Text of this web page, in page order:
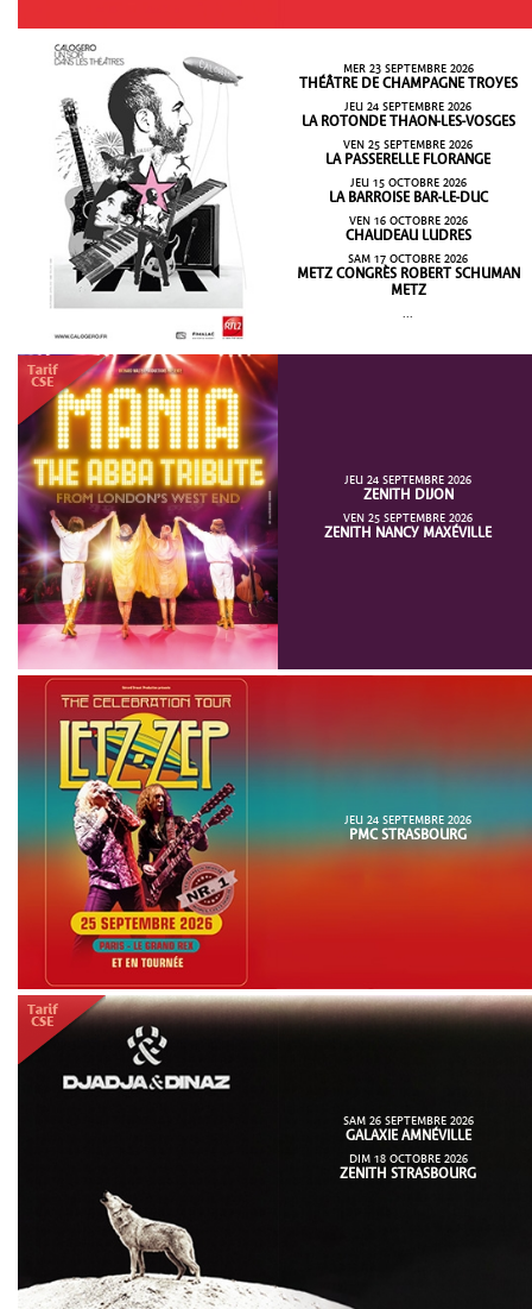
MER 23 SEPTEMBRE 2026
THÉÂTRE DE CHAMPAGNE TROYES
JEU 24 SEPTEMBRE 2026
LA ROTONDE THAON-LES-VOSGES
VEN 25 SEPTEMBRE 2026
LA PASSERELLE FLORANGE
JEU 15 OCTOBRE 2026
LA BARROISE BAR-LE-DUC
VEN 16 OCTOBRE 2026
CHAUDEAU LUDRES
SAM 17 OCTOBRE 2026
METZ CONGRÈS ROBERT SCHUMAN
METZ
JEU 24 SEPTEMBRE 2026
ZENITH DIJON
VEN 25 SEPTEMBRE 2026
ZENITH NANCY MAXÉVILLE
JEU 24 SEPTEMBRE 2026
PMC STRASBOURG
SAM 26 SEPTEMBRE 2026
GALAXIE AMNÉVILLE
DIM 18 OCTOBRE 2026
ZENITH STRASBOURG